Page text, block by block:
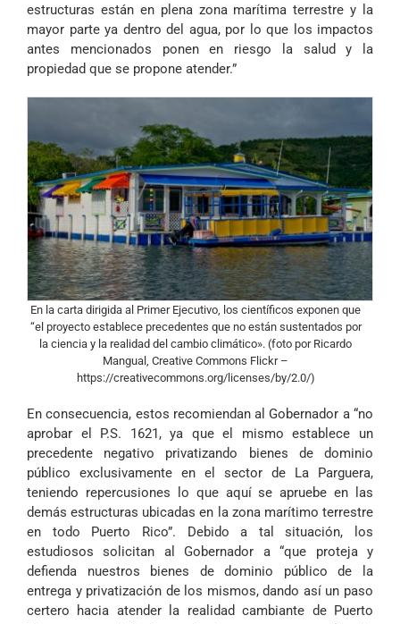
estructuras están en plena zona marítima terrestre y la
mayor parte ya dentro del agua, por lo que los impactos
antes mencionados ponen en riesgo la salud y la
propiedad que se propone atender.”
En la carta dirigida al Primer Ejecutivo, los científicos exponen que
“el proyecto establece precedentes que no están sustentados por
la ciencia y la realidad del cambio climático». (foto por Ricardo
Mangual, Creative Commons Flickr –
https://creativecommons.org/licenses/by/2.0/)
En consecuencia, estos recomiendan al Gobernador a “no
aprobar el P.S. 1621, ya que el mismo establece un
precedente negativo privatizando bienes de dominio
público exclusivamente en el sector de La Parguera,
teniendo repercusiones lo que aquí se apruebe en las
demás estructuras ubicadas en la zona marítimo terrestre
en todo Puerto Rico”. Debido a tal situación, los
estudiosos solicitan al Gobernador a “que proteja y
defienda nuestros bienes de dominio público de la
entrega y privatización de los mismos, dando así un paso
certero hacia atender la realidad cambiante de Puerto